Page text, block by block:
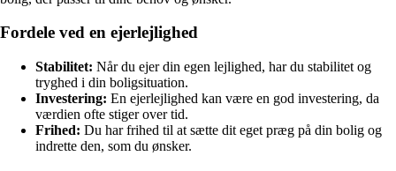
Fordele ved en ejerlejlighed
Stabilitet: Når du ejer din egen lejlighed, har du stabilitet og
tryghed i din boligsituation.
Investering: En ejerlejlighed kan være en god investering, da
værdien ofte stiger over tid.
Frihed: Du har frihed til at sætte dit eget præg på din bolig og
indrette den, som du ønsker.